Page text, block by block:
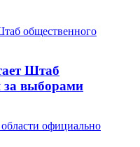
Штаб
за выборами